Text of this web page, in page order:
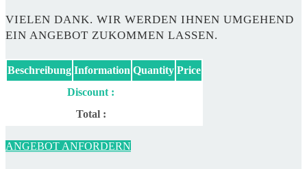
VIELEN DANK. WIR WERDEN IHNEN UMGEHEND
EIN ANGEBOT ZUKOMMEN LASSEN.
Beschreibung Information Quantity Price
Discount :
Total :
ANGEBOT ANFORDERN